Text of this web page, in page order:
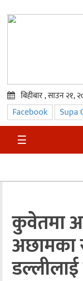
प्रमुख
समाचार
सुदुर
अन्तराष्ट्रिय
अन्तर्वार्ता
अर्थ
खेलकुद
बिहीबार , साउन २१,
Facebook Supa
☰
कुवेतमा